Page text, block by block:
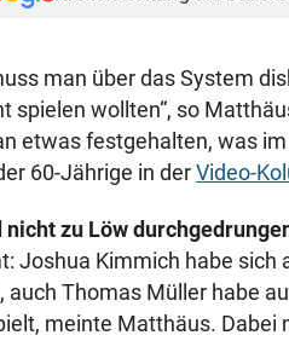
man über das System
spielen wollten“, so
etwas festgehalten, was
60-Jährige in derVideo-
zu Löw
Joshua Kimmich habe sich
auch Thomas Müller habe
meinte Matthäus. Dabei